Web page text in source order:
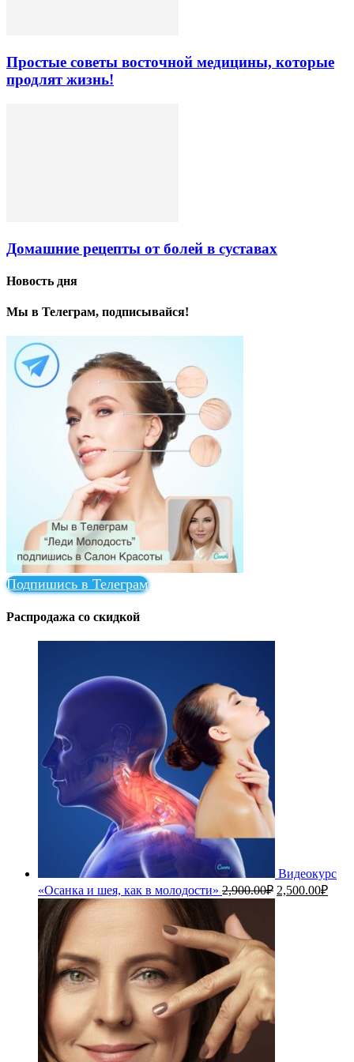
Простые советы восточной медицины, которые
продлят жизнь!
Домашние рецепты от болей в суставах
Новость дня
Мы в Телеграм, подписывайся!
Подпишись в Телеграм
Распродажа со скидкой
Видеокурс
«Осанка и шея, как в молодости» 2,900.00₽ 2,500.00₽